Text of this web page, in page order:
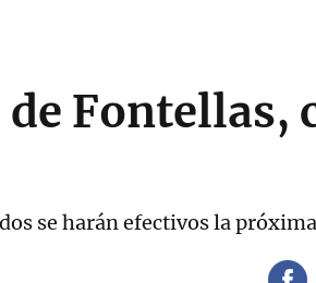
Fontellas,
se harán efectivos la